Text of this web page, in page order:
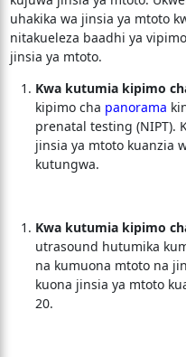
uhakika wa jinsia ya mtoto
nitakueleza baadhi ya
jinsia ya mtoto.
Kwa kutumia kipimo
kipimo cha panorama
prenatal testing (NIPT).
jinsia ya mtoto kuanzia
kutungwa.
Kwa kutumia kipimo
utrasound hutumika
na kumuona mtoto na
kuona jinsia ya mtoto
20.